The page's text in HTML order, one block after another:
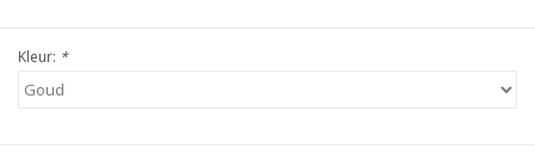
Kleur: *